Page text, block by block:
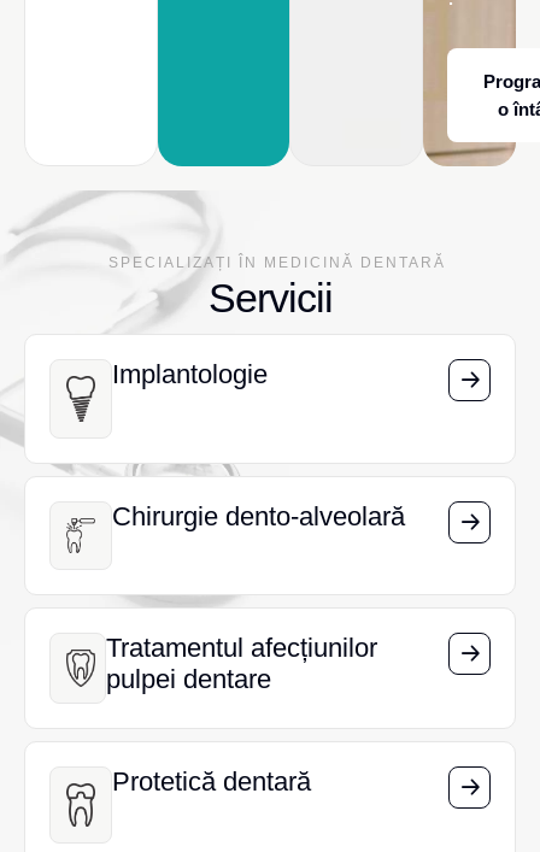
o
SPECIALIZAȚI ÎN MEDICINĂ DENTARĂ
Servicii
Implantologie
Implantologie
Chirurgie dento-alveolară
Chirurgie dento-alveolară
Tratamentul afecțiunilor
pulpei dentare
Tratamentul afecțiunilor
pulpei dentare
Protetică dentară
Protetică dentară